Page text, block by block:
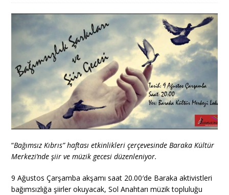
“Bağımsız Kıbrıs” haftası etkinlikleri çerçevesinde Baraka Kültür
Merkezi’nde şiir ve müzik gecesi düzenleniyor.
9 Ağustos Çarşamba akşamı saat 20.00′de Baraka aktivistleri
bağımsızlığa şiirler okuyacak, Sol Anahtarı müzik topluluğu